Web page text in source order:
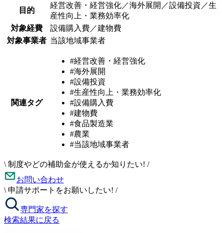
目的
経営改善・経営強化／海外展開／設備投資／生
産性向上・業務効率化
対象経費
設備購入費／建物費
対象事業者 当該地域事業者
関連タグ
#経営改善・経営強化
#海外展開
#設備投資
#生産性向上・業務効率化
#設備購入費
#建物費
#食品製造業
#農業
#当該地域事業者
\ 制度やどの補助金が使えるか知りたい! /
お問い合わせ
\ 申請サポートをお願いしたい! /
専門家を探す
検索結果に戻る